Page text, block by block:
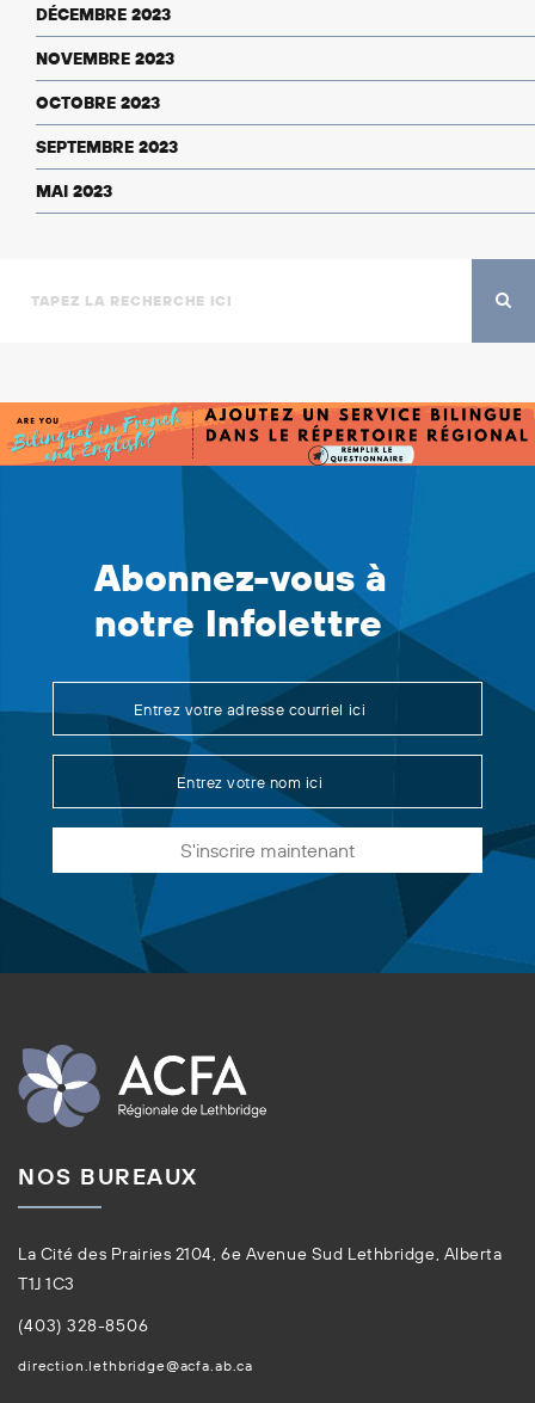
DÉCEMBRE 2023
NOVEMBRE 2023
OCTOBRE 2023
SEPTEMBRE 2023
MAI 2023
Abonnez-vous à
notre Infolettre
S'inscrire maintenant
NOS BUREAUX
La Cité des Prairies 2104, 6e Avenue Sud Lethbridge, Alberta
T1J 1C3
(403) 328-8506
direction.lethbridge@acfa.ab.ca